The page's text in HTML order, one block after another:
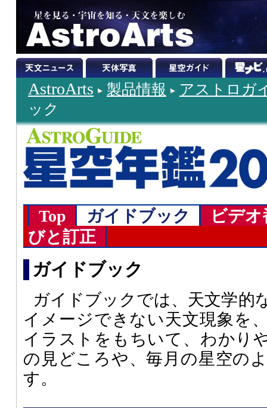
AstroArts 製品情報
アストロガ
ック
Top ガイドブック
ビデオ
びと訂正
ガイドブック
ガイドブックでは、天文学的
イメージできない天文現象を
イラストをもちいて、わかり
の見どころや、毎月の星空の
す。